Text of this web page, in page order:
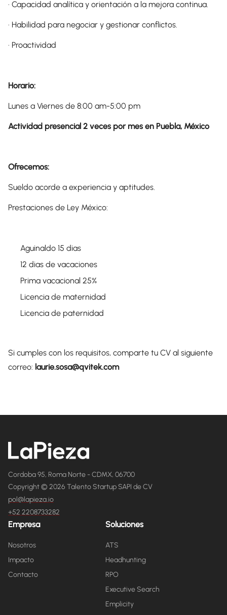
· Capacidad analítica y orientación a la mejora continua.
· Habilidad para negociar y gestionar conflictos.
· Proactividad
Horario:
Lunes a Viernes de 8:00 am-5:00 pm
Actividad presencial 2 veces por mes en Puebla, México
Ofrecemos:
Sueldo acorde a experiencia y aptitudes.
Prestaciones de Ley México:
Aguinaldo 15 dias
12 dias de vacaciones ​
Prima vacacional 25%​
Licencia de maternidad
Licencia de paternidad
Si cumples con los requisitos, comparte tu CV al siguiente
correo: laurie.sosa@qvitek.com
Cordoba 95, Roma Norte - CDMX, 06700
Copyright © 2026 Talento Startup SAPI de CV
pol@lapieza.io
+52 2208733282
Empresa
Nosotros
Impacto
Contacto
Soluciones
ATS
Headhunting
RPO
Executive Search
Emplicity